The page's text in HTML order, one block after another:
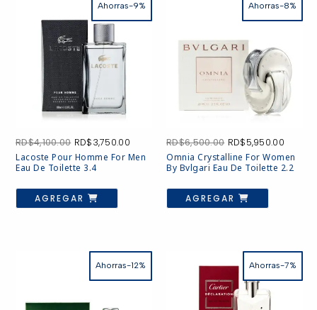
Ahorras-9%
RD$4,100.00 El
precio
original
RD$4,100.00.
RD$3,750.00El
precio
actual
RD$3,750.00.
Lacoste Pour Homme For Men
Eau De Toilette 3.4
AGREGAR
Ahorras-8%
RD$6,500.00 El
precio
original
RD$6,500.00.
RD$5,950.00El
precio
actual
Omnia Crystalline For Women
By Bvlgari Eau De Toilette 2.2
AGREGAR
Ahorras-12% Ahorras-7%